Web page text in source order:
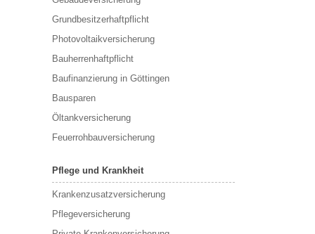
Grundbesitzerhaftpflicht
Photovoltaikversicherung
Bauherrenhaftpflicht
Baufinanzierung in Göttingen
Bausparen
Öltankversicherung
Feuerrohbauversicherung
Pflege und Krankheit
Krankenzusatzversicherung
Pflegeversicherung